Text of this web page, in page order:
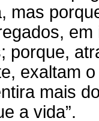
mas
em
porque,
exaltam
mais
a vida”.